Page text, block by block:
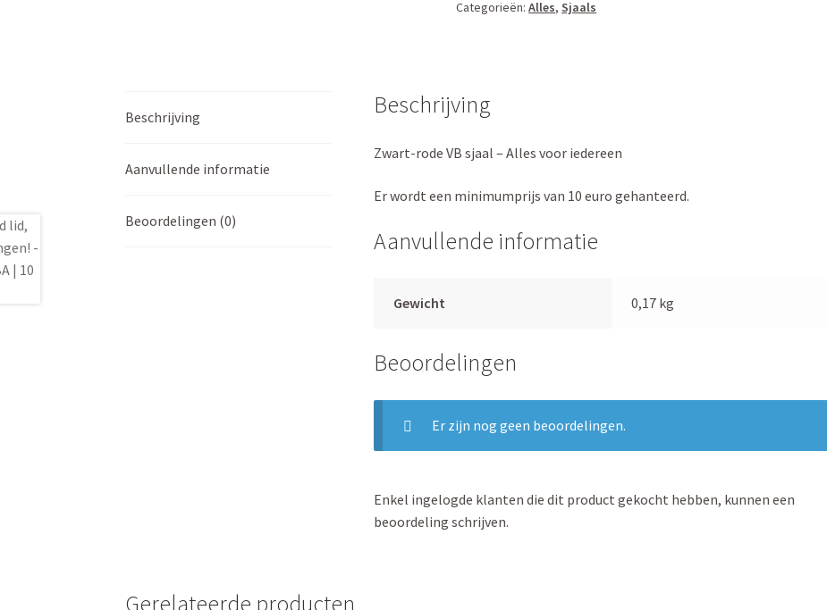
Categorieën:Alles,Sjaals
Beschrijving
Aanvullende informatie
Beoordelingen (0)
Beschrijving
Zwart-rode VB sjaal – Alles voor iedereen
Er wordt een minimumprijs van 10 euro gehanteerd.
Aanvullende informatie
Gewicht 0,17 kg
Beoordelingen
Er zijn nog geen beoordelingen.
Enkel ingelogde klanten die dit product gekocht hebben, kunnen een
beoordeling schrijven.
Gerelateerde producten